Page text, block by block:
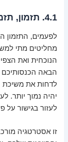
4.1. תזמון, תזמון, תזמון: מתי למשוך את הדיבידנד?
לפעמים, התזמון
מחליטים מתי
הנוכחית ואת
הבאה הכנסותיכם
לדחות את משיכת
יהיה נמוך יותר.
לעזור בגישור על
זו אסטרטגיה